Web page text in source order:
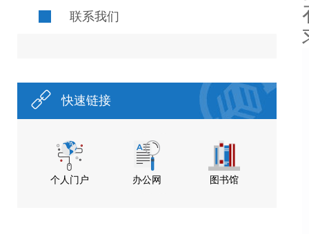
联系我们
快速链接
个人门户 办公网 图书馆